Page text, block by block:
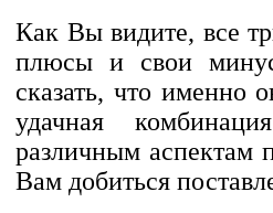
Как Вы видите, все
плюсы и свои
сказать, что именно
удачная
различным аспектам
Вам добиться